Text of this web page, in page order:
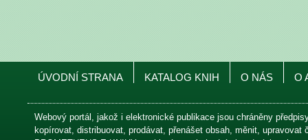
ÚVODNÍ STRANA KATALOG KNIH O NÁS O
Webový portál, jakož i elektronické publikace jsou chráněny
kopírovat, distribuovat, prodávat, přenášet obsah, měnit,